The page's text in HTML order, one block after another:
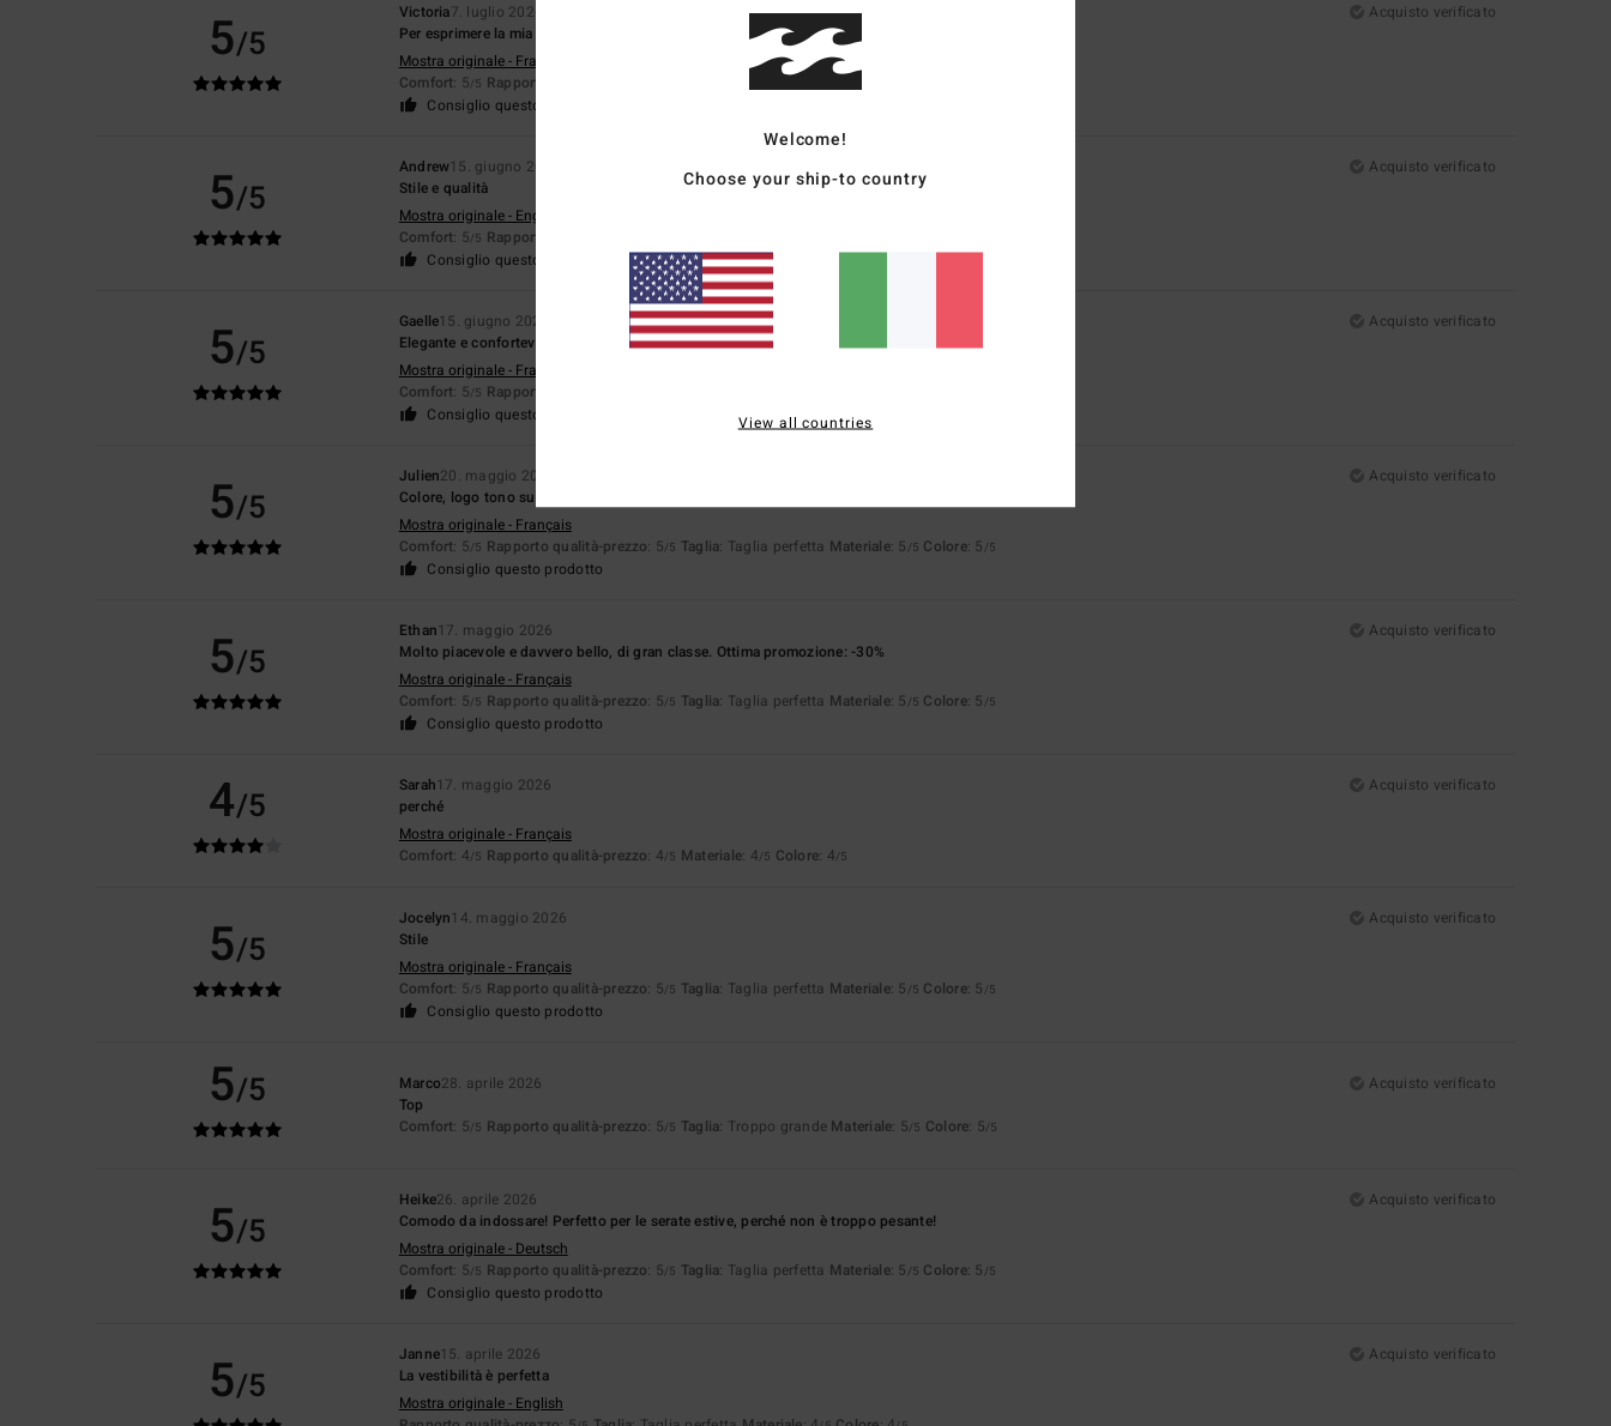
5/5
Victoria7. luglio 2026
Acquisto verificato
Per esprimere la mia soddisfazione
Mostra originale - Français
Comfort: 5/5 Rapporto qualità-prezzo : Taglia perfetta
Consiglio questo prodotto
5/5
Andrew15. giugno 2026
Acquisto verificato
Stile e qualità
Mostra originale - English
Comfort: 5/5 Rapporto qualità-prezzo
Consiglio questo prodotto
5/5
Gaelle15. giugno 2026
Acquisto verificato
Elegante e confortevole
Mostra originale - Français
Comfort: 5/5 Rapporto qualità-prezzo
Consiglio questo prodotto
5/5
Julien20. maggio 2026
Acquisto verificato
Colore, logo tono su tono
Mostra originale - Français
Comfort: 5/5 Rapporto qualità-prezzo: 5/5 Taglia: Taglia perfetta Materiale: 5 /5 Colore: 5 /5
Consiglio questo prodotto
5/5
Ethan17. maggio 2026
Acquisto verificato
Molto piacevole e davvero bello, di gran classe. Ottima promozione: -30%
Mostra originale - Français
Comfort: 5/5 Rapporto qualità-prezzo: 5/5 Taglia: Taglia perfetta Materiale: 5 /5 Colore: 5 /5
Consiglio questo prodotto
4/5 Sarah17. maggio 2026
Acquisto verificato
perché
Mostra originale - Français
Comfort: 4/5 Rapporto qualità-prezzo: 4/5 Materiale: 4/5 Colore: 4/5
5/5
Jocelyn14. maggio 2026
Acquisto verificato
Stile
Mostra originale - Français
Comfort: 5/5 Rapporto qualità-prezzo: 5/5 Taglia: Taglia perfetta Materiale: 5 /5 Colore: 5 /5
Consiglio questo prodotto
5/5 Marco28. aprile 2026
Acquisto verificato
Top
Comfort: 5/5 Rapporto qualità-prezzo: 5/5 Taglia: Troppo grande Materiale: 5/5 Colore: 5/5
5/5
Heike26. aprile 2026
Acquisto verificato
Comodo da indossare! Perfetto per le serate estive, perché non è troppo pesante!
Mostra originale - Deutsch
Comfort: 5/5 Rapporto qualità-prezzo: 5/5 Taglia: Taglia perfetta Materiale: 5 /5 Colore: 5 /5
Consiglio questo prodotto
5/5
Janne15. aprile 2026
Acquisto verificato
La vestibilità è perfetta
Mostra originale - English
Welcome!
Choose your ship-to country
View all countries